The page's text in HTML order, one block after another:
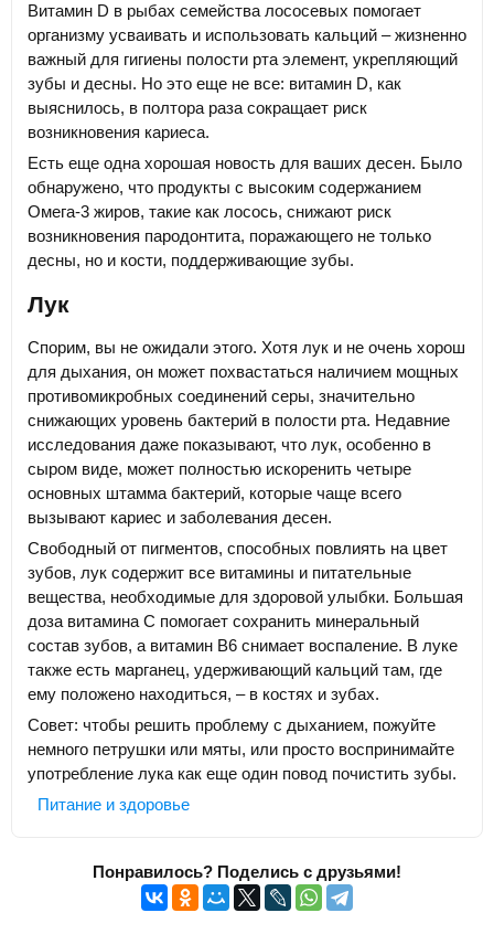
Витамин D в рыбах семейства лососевых помогает
организму усваивать и использовать кальций – жизненно
важный для гигиены полости рта элемент, укрепляющий
зубы и десны. Но это еще не все: витамин D, как
выяснилось, в полтора раза сокращает риск
возникновения кариеса.
Есть еще одна хорошая новость для ваших десен. Было
обнаружено, что продукты с высоким содержанием
Омега-3 жиров, такие как лосось, снижают риск
возникновения пародонтита, поражающего не только
десны, но и кости, поддерживающие зубы.
Лук
Спорим, вы не ожидали этого. Хотя лук и не очень хорош
для дыхания, он может похвастаться наличием мощных
противомикробных соединений серы, значительно
снижающих уровень бактерий в полости рта. Недавние
исследования даже показывают, что лук, особенно в
сыром виде, может полностью искоренить четыре
основных штамма бактерий, которые чаще всего
вызывают кариес и заболевания десен.
Свободный от пигментов, способных повлиять на цвет
зубов, лук содержит все витамины и питательные
вещества, необходимые для здоровой улыбки. Большая
доза витамина С помогает сохранить минеральный
состав зубов, а витамин B6 снимает воспаление. В луке
также есть марганец, удерживающий кальций там, где
ему положено находиться, – в костях и зубах.
Совет: чтобы решить проблему с дыханием, пожуйте
немного петрушки или мяты, или просто воспринимайте
употребление лука как еще один повод почистить зубы.
Питание и здоровье
Понравилось? Поделись с друзьями!